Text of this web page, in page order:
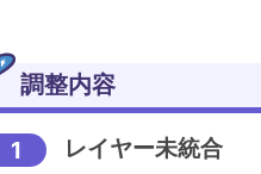
調整内容
レイヤー未統合